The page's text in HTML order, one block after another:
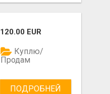
120.00 EUR
Куплю/
Продам
ПОДРОБНЕЙ